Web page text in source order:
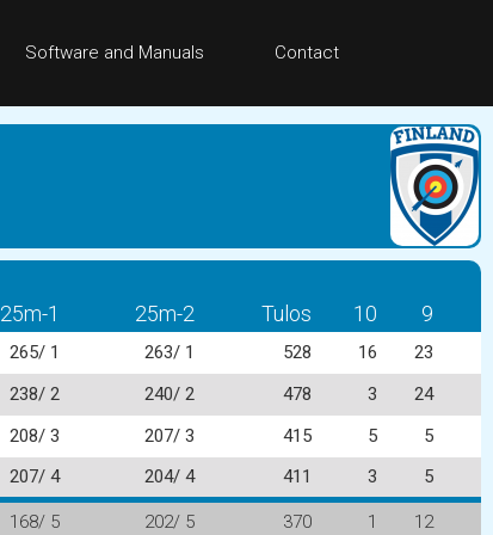
Software and Manuals Contact
25m-1 25m-2 Tulos 10 9
265/ 1 263/ 1 528 16
23
238/ 2 240/ 2 478 3
24
208/ 3 207/ 3 415 5
5
207/ 4 204/ 4 411 3 5
168/ 5 202/ 5 370 1
12